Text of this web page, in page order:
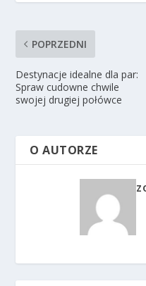
POPRZEDNI
Destynacje idealne dla par:
Spraw cudowne chwile
swojej drugiej połówce
O AUTORZE